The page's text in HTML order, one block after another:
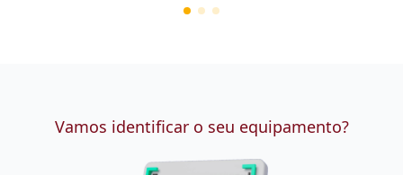
Vamos identificar o seu equipamento?